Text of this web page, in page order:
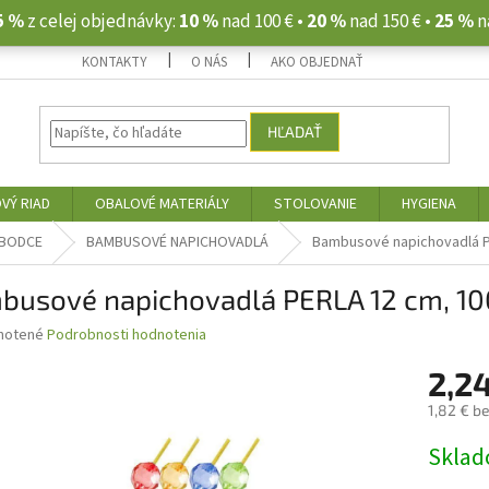
%z celej objednávky: 10 %nad 100 € • 20 %nad 150 € • 25 %
KONTAKTY O NÁS AKO OBJEDNAŤ
HĽADAŤ
RIAD OBALOVÉ MATERIÁLY STOLOVANIE HYGIENA
BAMBUSOVÉ NAPICHOVADLÁ Bambusové napichovadlá
napichovadlá PERLA 12 cm,
Podrobnosti hodnotenia
1,82 €
cena: